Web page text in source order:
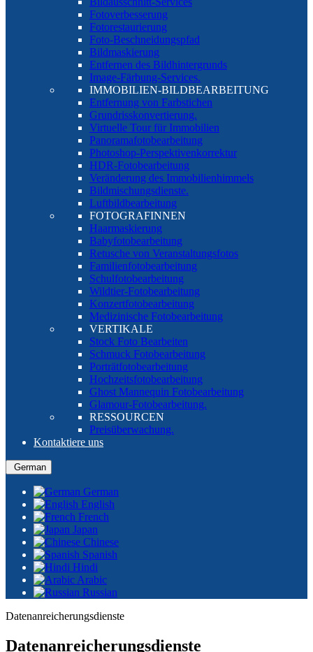
Fotoverbesserung
Fotorestaurierung
Foto-Beschneidungspfad
Bildmaskierung
Entfernen des Bildhintergrunds
Image-Färbung-Services.
IMMOBILIEN-BILDBEARBEITUNG
Entfernung von Farbstichen
Grundrisskonvertierung.
Virtuelle Tour für Immobilien
Panoramafotobearbeitung
Photoshop-Perspektivenkorrektur
HDR-Fotobearbeitung
Veränderung des Immobilienhimmels
Bildmischungsdienste.
Luftbildbearbeitung
FOTOGRAFINNEN
Haarmaskierung
Babyfotobearbeitung
Retusche von Veranstaltungsfotos
Familienfotobearbeitung
Schulfotobearbeitung
Wildtier-Fotobearbeitung
Konzertfotobearbeitung
Medizinische Fotobearbeitung
VERTIKALE
Stock Foto Bearbeiten
Schmuck Fotobearbeitung
Porträtfotobearbeitung
Hochzeitsfotobearbeitung
Ghost Mannequin Fotobearbeitung
Glamour-Fotobearbeitung.
RESSOURCEN
Preisüberwachung.
Kontaktiere uns
German
German
English
French
Japan
Chinese
Spanish
Hindi
Arabic
Russian
Datenanreicherungsdienste
Datenanreicherungsdienste